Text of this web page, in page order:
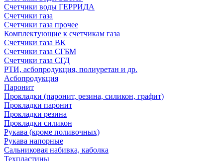
Счетчики воды ГЕРРИДА
Счетчики газа
Счетчики газа прочее
Комплектующие к счетчикам газа
Счетчики газа ВК
Счетчики газа СГБМ
Счетчики газа СГД
РТИ, асбопродукция, полиуретан и др.
Асбопродукция
Паронит
Прокладки (паронит, резина, силикон, графит)
Прокладки паронит
Прокладки резина
Прокладки силикон
Рукава (кроме поливочных)
Рукава напорные
Сальниковая набивка, каболка
Техпластины